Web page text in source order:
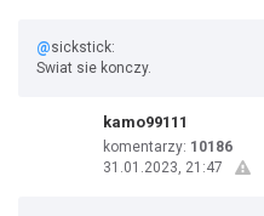
@sickstick:
Swiat sie konczy.
kamo99111
komentarzy: 10186
31.01.2023, 21:47